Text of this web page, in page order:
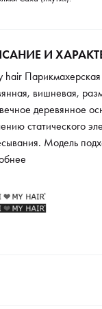
И
hair
вишневая,
деревянное
статического
Модель
так и за
и полируют
защитным